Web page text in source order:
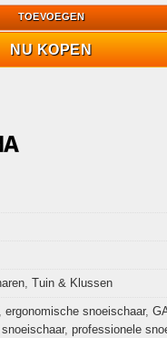
TOEVOEGEN
NU KOPEN
, Tuin & Klussen
ergonomische snoeischaar,
, professionele